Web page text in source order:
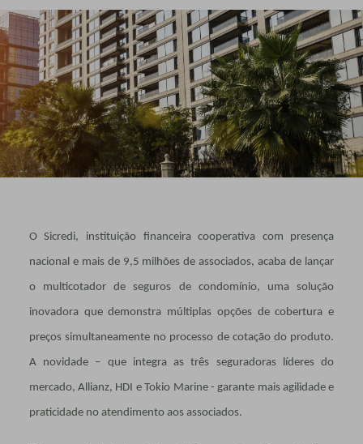
O Sicredi, instituição financeira cooperativa com presença
nacional e mais de 9,5 milhões de associados, acaba de lançar
o multicotador de seguros de condomínio, uma solução
inovadora que demonstra múltiplas opções de cobertura e
preços simultaneamente no processo de cotação do produto.
A novidade – que integra as três seguradoras líderes do
mercado, Allianz, HDI e Tokio Marine - garante mais agilidade e
praticidade no atendimento aos associados.